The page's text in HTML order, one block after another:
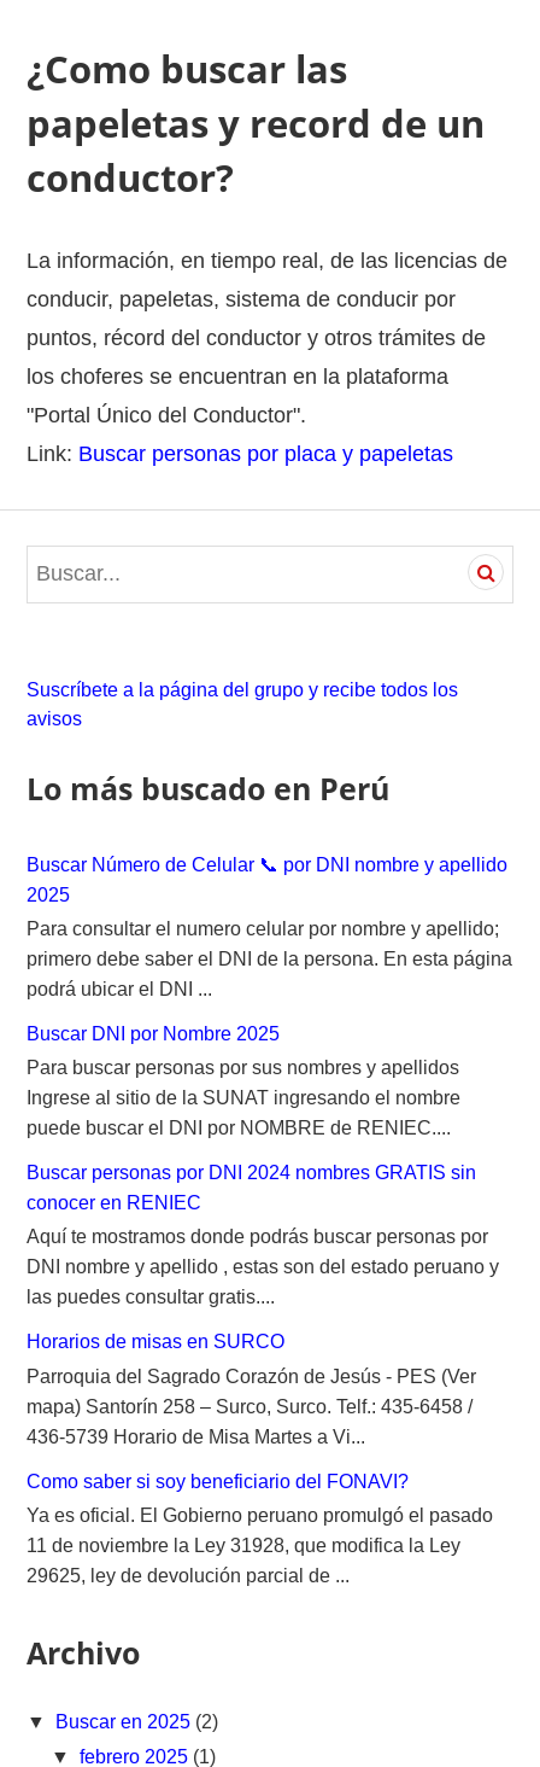
¿Como buscar las
papeletas y record de un
conductor?
La información, en tiempo real, de las licencias de
conducir, papeletas, sistema de conducir por
puntos, récord del conductor y otros trámites de
los choferes se encuentran en la plataforma
"Portal Único del Conductor".
Link: Buscar personas por placa y papeletas
Suscríbete a la página del grupo y recibe todos los
avisos
Lo más buscado en Perú
Buscar Número de Celular 📞 por DNI nombre y apellido
2025
Para consultar el numero celular por nombre y apellido;
primero debe saber el DNI de la persona. En esta página
podrá ubicar el DNI ...
Buscar DNI por Nombre 2025
Para buscar personas por sus nombres y apellidos
Ingrese al sitio de la SUNAT ingresando el nombre
puede buscar el DNI por NOMBRE de RENIEC....
Buscar personas por DNI 2024 nombres GRATIS sin
conocer en RENIEC
Aquí te mostramos donde podrás buscar personas por
DNI nombre y apellido , estas son del estado peruano y
las puedes consultar gratis....
Horarios de misas en SURCO
Parroquia del Sagrado Corazón de Jesús - PES (Ver
mapa) Santorín 258 – Surco, Surco. Telf.: 435-6458 /
436-5739 Horario de Misa Martes a Vi...
Como saber si soy beneficiario del FONAVI?
Ya es oficial. El Gobierno peruano promulgó el pasado
11 de noviembre la Ley 31928, que modifica la Ley
29625, ley de devolución parcial de ...
Archivo
▼ Buscar en 2025 (2)
▼ febrero 2025 (1)